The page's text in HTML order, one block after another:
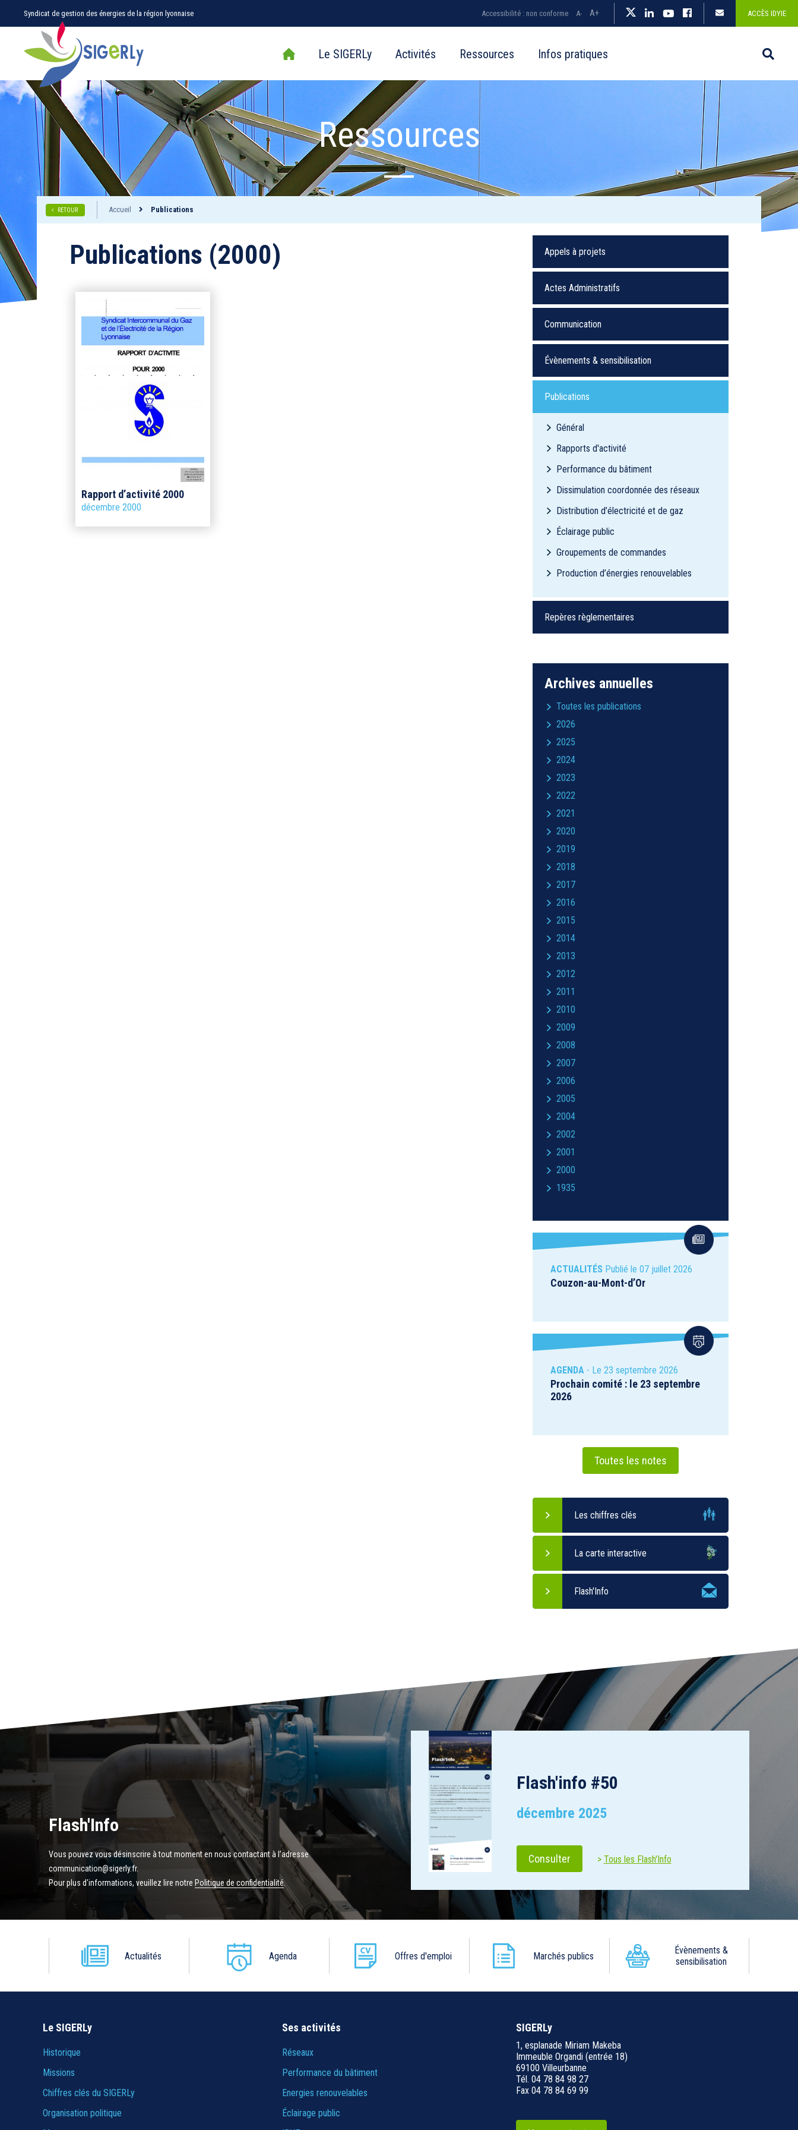
Syndicat de gestion des énergies de la région lyonnaise Accessibilité : non conforme A- A+ ACCÈS IDYIE
Le SIGERLy Activités Ressources Infos pratiques
Ressources
RETOUR Accueil Publications
Publications (2000)
Rapport d’activité 2000
décembre 2000
Appels à projets
Actes Administratifs
Communication
Évènements & sensibilisation
Publications
Général
Rapports d'activité
Performance du bâtiment
Dissimulation coordonnée des réseaux
Distribution d’électricité et de gaz
Éclairage public
Groupements de commandes
Production d’énergies renouvelables
Repères règlementaires
Archives annuelles
Toutes les publications
2026
2025
2024
2023
2022
2021
2020
2019
2018
2017
2016
2015
2014
2013
2012
2011
2010
2009
2008
2007
2006
2005
2004
2002
2001
2000
1935
ACTUALITÉS Publié le 07 juillet 2026
Couzon-au-Mont-d’Or
AGENDA - Le 23 septembre 2026
Prochain comité : le 23 septembre
2026
Toutes les notes
Les chiffres clés
La carte interactive
Flash'Info
Flash'Info
Vous pouvez vous désinscrire à tout moment en nous contactant à l’adresse
communication@sigerly.fr.
Pour plus d'informations, veuillez lire notre Politique de confidentialité.
Flash'info #50
décembre 2025
Consulter Tous les Flash'Info
Actualités Agenda Offres d'emploi Marchés publics
Évènements &
sensibilisation
Le SIGERLy
Historique
Missions
Chiffres clés du SIGERLy
Organisation politique
Ses activités
Réseaux
Performance du bâtiment
Energies renouvelables
Éclairage public
SIGERLy
1, esplanade Miriam Makeba
Immeuble Organdi (entrée 18)
69100 Villeurbanne
Tél. 04 78 84 98 27
Fax 04 78 84 69 99